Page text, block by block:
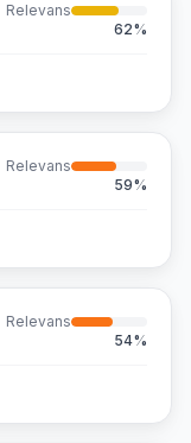
Relevans
62%
Relevans
59%
Relevans
54%